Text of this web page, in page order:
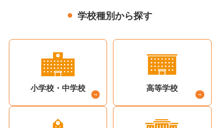
学校種別から探す
小学校・中学校 高等学校